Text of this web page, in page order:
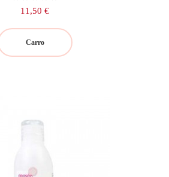
Precio
11,50 €
Carro